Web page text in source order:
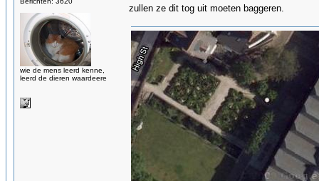
wie de mens leerd kenne,
leerd de dieren waardeere
zullen ze dit tog uit moeten baggeren.